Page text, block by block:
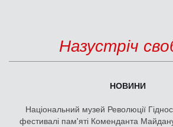
Назустріч
НОВИНИ
Національний музей Революції
фестивалі пам'яті Коменданта